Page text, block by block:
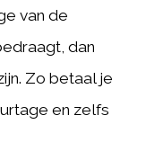
van de
dan
Zo betaal je
en zelfs